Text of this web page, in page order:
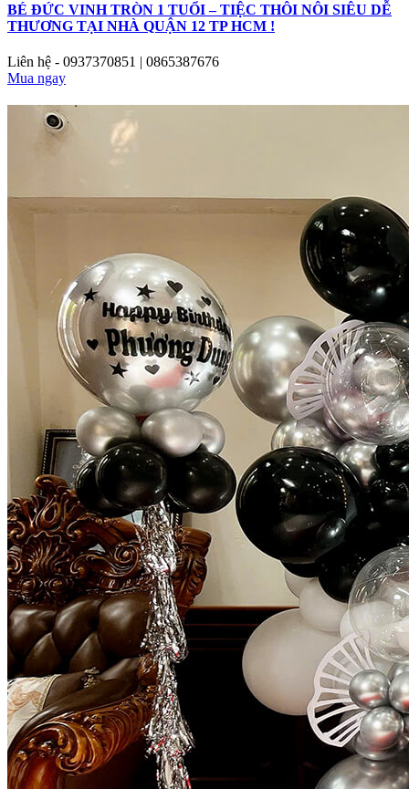
BÉ ĐỨC VINH TRÒN 1 TUỔI – TIỆC THÔI NÔI SIÊU DỄ
THƯƠNG TẠI NHÀ QUẬN 12 TP HCM !
Liên hệ - 0937370851 | 0865387676
Mua ngay